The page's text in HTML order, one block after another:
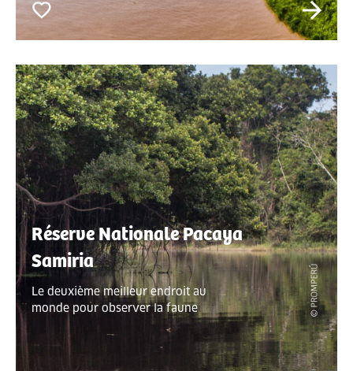
Réserve Nationale Pacaya
Samiria
Le deuxième meilleur endroit au
monde pour observer la faune